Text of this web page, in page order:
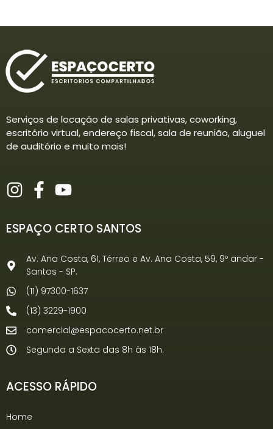
Serviços de locação de salas privativas, coworking,
escritório virtual, endereço fiscal, sala de reunião, aluguel
de auditório e muito mais!
ESPAÇO CERTO SANTOS
Av. Ana Costa, 61, Térreo e Av. Ana Costa, 59, 9º andar -
Santos - SP.
(11) 97300-1637
(13) 3229-1900
comercial@espacocerto.net.br
Segunda a Sexta das 8h às 18h.
ACESSO RÁPIDO
Home